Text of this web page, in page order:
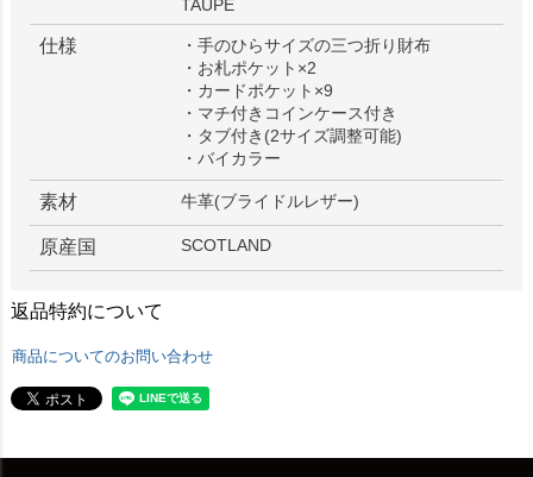
TAUPE
仕様
・手のひらサイズの三つ折り財布
・お札ポケット×2
・カードポケット×9
・マチ付きコインケース付き
・タブ付き(2サイズ調整可能)
・バイカラー
素材 牛革(ブライドルレザー)
原産国 SCOTLAND
返品特約について
商品についてのお問い合わせ